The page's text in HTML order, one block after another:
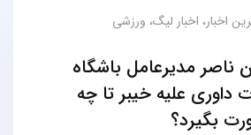
اخبار، اخبار لیگ، ورزشی
مدیرعامل باشگاه
داوری علیه خیبر تا چه
بگیرد؟